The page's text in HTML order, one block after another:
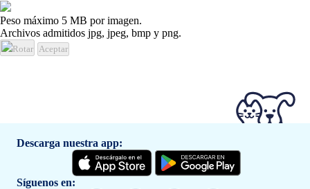
Peso máximo 5 MB por imagen.
Archivos admitidos jpg, jpeg, bmp y png.
Rotar Aceptar
Descarga nuestra app:
Síguenos en: